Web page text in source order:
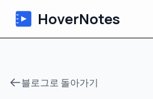
HoverNotes
블로그로 돌아가기